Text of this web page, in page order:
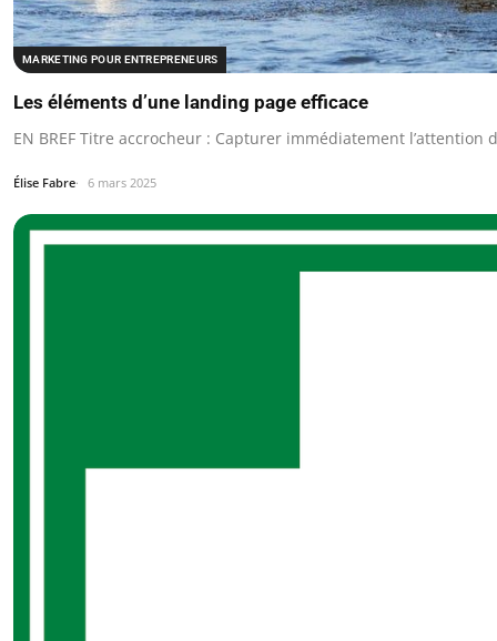
MARKETING POUR ENTREPRENEURS
Les éléments d’une landing page efficace
EN BREF Titre accrocheur : Capturer immédiatement l’attention
Élise Fabre 6 mars 2025